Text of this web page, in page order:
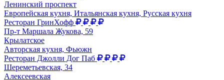
Ленинский проспект
Европейская кухня, Итальянская кухня, Русская кухня
Ресторан ГринХофф
Пр-т Маршала Жукова, 59
Крылатское
Авторская кухня, Фьюжн
Ресторан Джолли Дог Паб
Шереметьевская, 34
Алексеевская